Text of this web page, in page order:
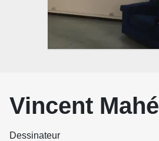
Vincent Mahé
Dessinateur